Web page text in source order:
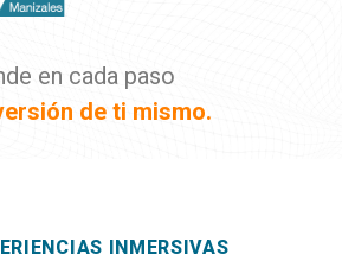
en cada paso
de ti mismo.
INMERSIVAS